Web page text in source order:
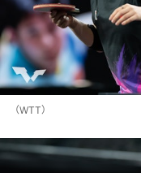
（WTT）